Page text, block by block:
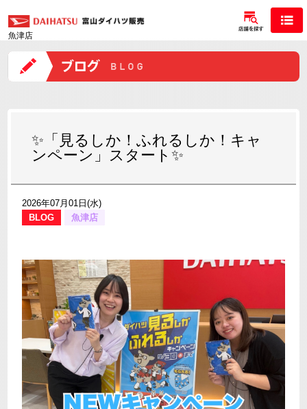
魚津店
✨「見るしか！ふれるしか！キャ
ンペーン」スタート✨
2026年07月01日(水)
BLOG
魚津店